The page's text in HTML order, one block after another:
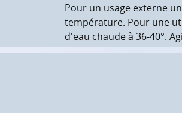
Pour un usage externe
température. Pour une
d'eau chaude à 36-40°.